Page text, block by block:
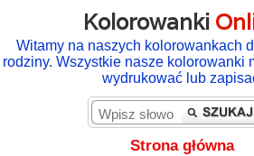
Kolorowanki
Witamy na naszych kolorowankach
rodziny. Wszystkie nasze kolorowanki
wydrukować lub
Strona główna